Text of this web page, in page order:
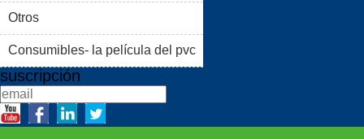
(II)
Otros
Consumibles- la película del pvc
suscripción